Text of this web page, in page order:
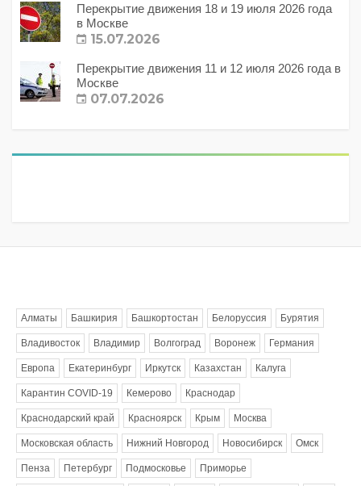
Перекрытие движения 18 и 19 июля 2026 года
в Москве
15.07.2026
Перекрытие движения 11 и 12 июля 2026 года в
Москве
07.07.2026
Алматы Башкирия Башкортостан Белоруссия Бурятия
Владивосток Владимир Волгоград Воронеж Германия
Европа Екатеринбург Иркутск Казахстан Калуга
Карантин COVID-19 Кемерово Краснодар
Краснодарский край Красноярск Крым Москва
Московская область Нижний Новгород Новосибирск Омск
Пенза Петербург Подмосковье Приморье